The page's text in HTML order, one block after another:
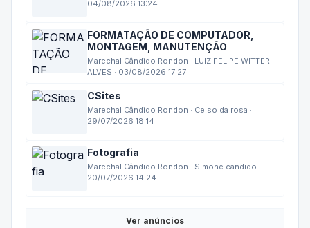
04/08/2026 13:24
FORMATAÇÃO DE COMPUTADOR,
MONTAGEM, MANUTENÇÃO
Marechal Cândido Rondon · LUIZ FELIPE WITTER
ALVES · 03/08/2026 17:27
CSites
Marechal Cândido Rondon · Celso da rosa ·
29/07/2026 18:14
Fotografia
Marechal Cândido Rondon · Simone candido ·
20/07/2026 14:24
Ver anúncios